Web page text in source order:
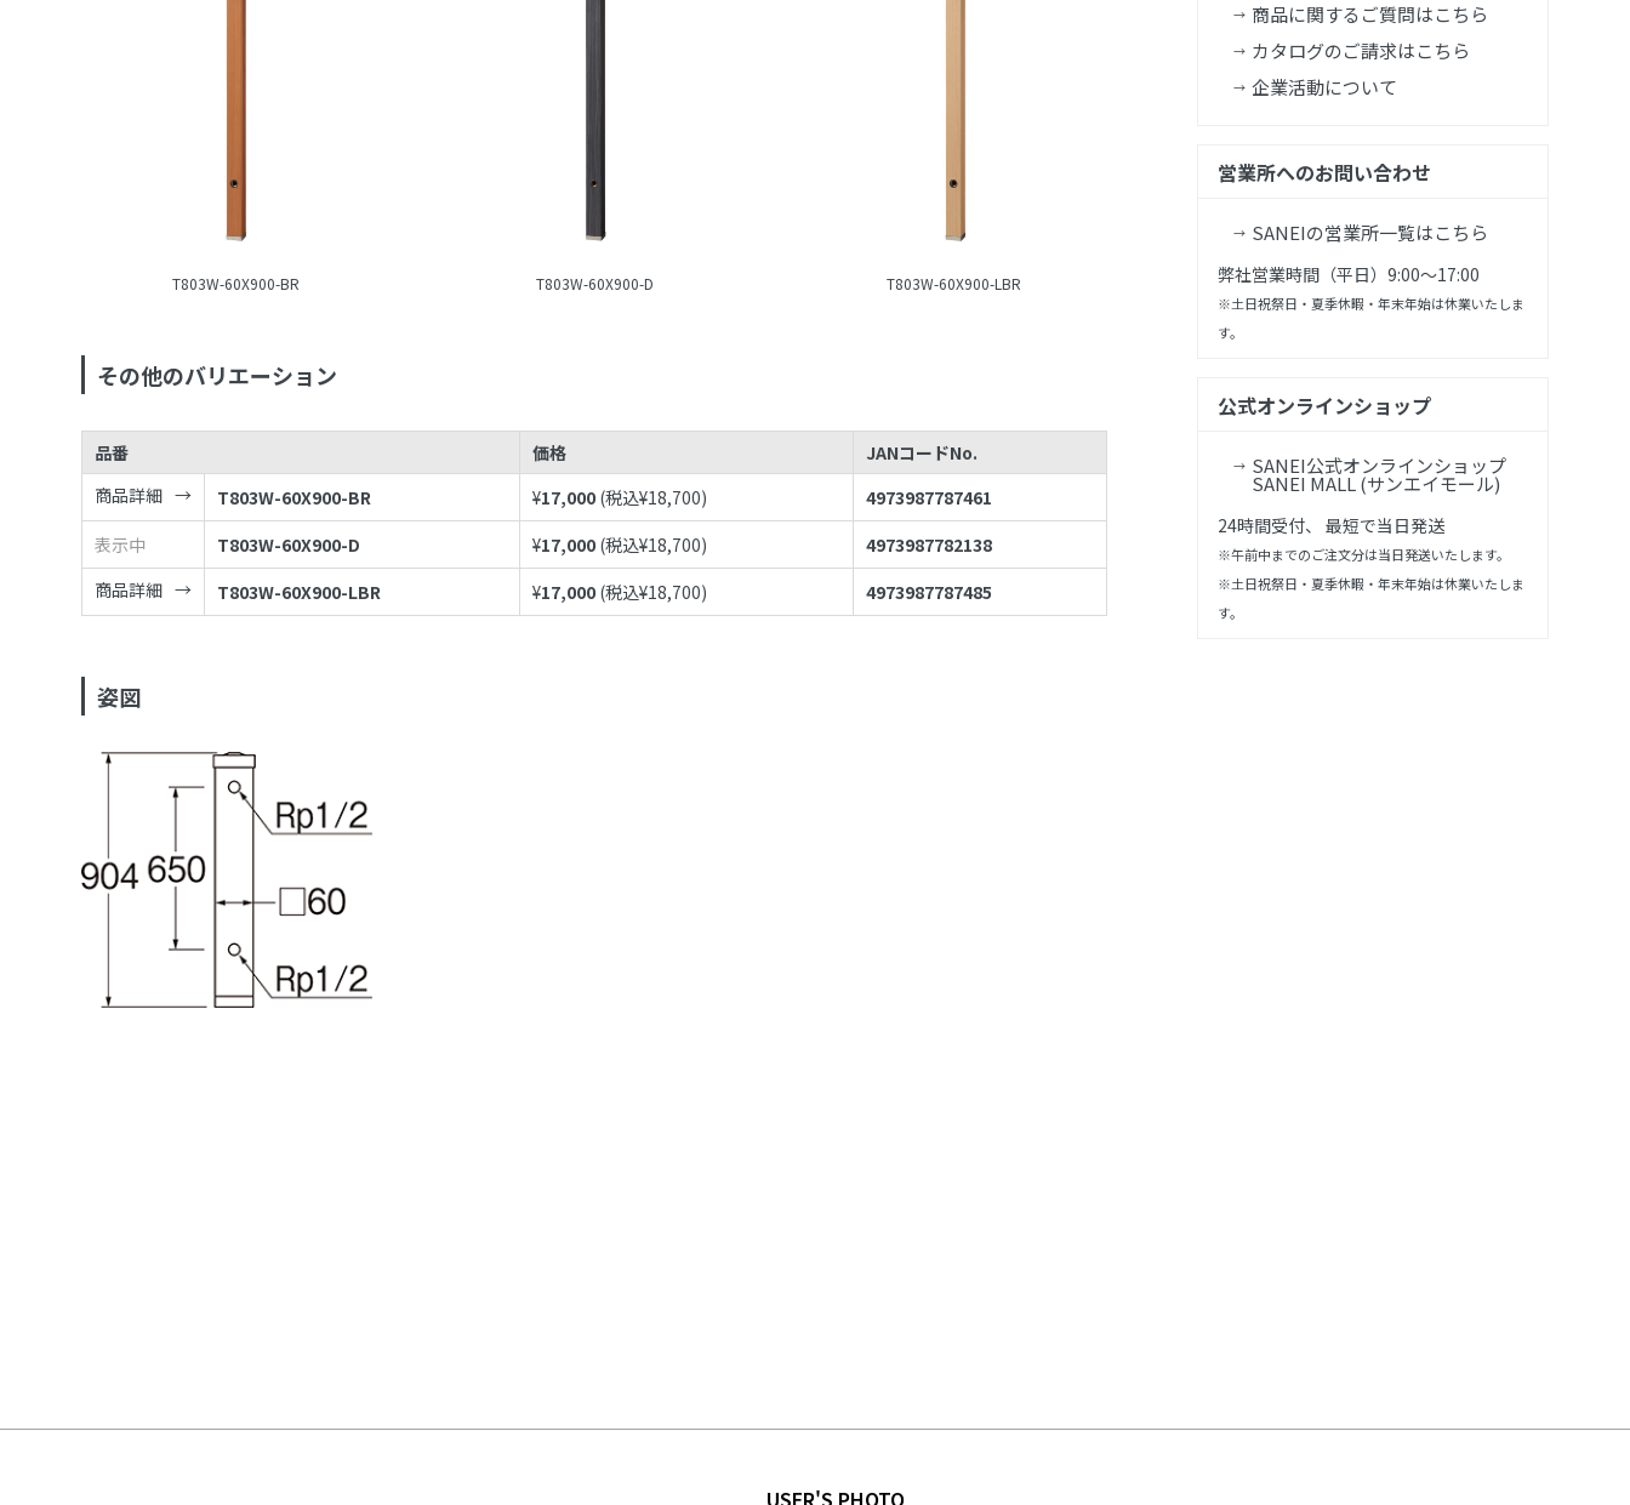
T803W-60X900-BR T803W-60X900-D T803W-60X900-LBR
その他のバリエーション
品番 価格
JANコードNo.
商品詳細
T803W-60X900-BR ¥17,000 (税込¥18,700)
4973987787461
表示中
T803W-60X900-D ¥17,000 (税込¥18,700)
4973987782138
商品詳細
T803W-60X900-LBR ¥17,000 (税込¥18,700) 4973987787485
姿図
商品に関するご質問はこちら
カタログのご請求はこちら
企業活動について
営業所へのお問い合わせ
SANEIの営業所一覧はこちら
弊社営業時間（平日）9:00～17:00
※土日祝祭日・夏季休暇・年末年始は休業いたしま
す。
公式オンラインショップ
SANEI公式オンラインショップ
SANEI MALL (サンエイモール)
24時間受付、 最短で当日発送
※午前中までのご注文分は当日発送いたします。
※土日祝祭日・夏季休暇・年末年始は休業いたしま
す。
USER'S PHOTO